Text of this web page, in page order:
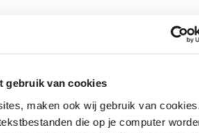
gebruik van cookies
maken ook wij gebruik van
die op je computer